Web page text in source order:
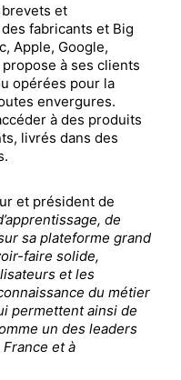
brevets et
fabricants et Big
Apple, Google,
à ses clients
opérées pour la
envergures.
à des produits
livrés dans des
et président de
de
sa plateforme grand
faire solide,
et les
du métier
permettent ainsi de
un des leaders
France et à